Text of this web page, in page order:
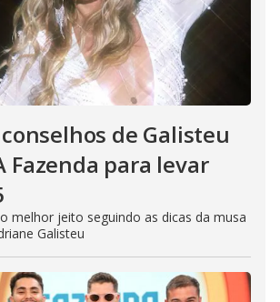
de Galisteu
Fazenda para levar
melhor jeito seguindo as dicas da musa
Galisteu